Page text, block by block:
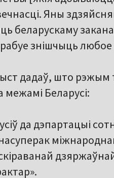
Яны
беларускаму
знішчыць любое
дадаў, што рэжым
Беларусі:
да дэпартацыі